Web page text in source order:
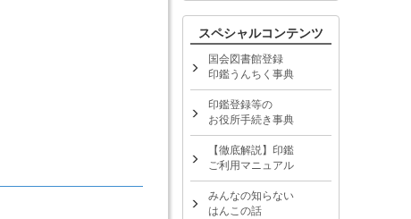
スペシャルコンテンツ
国会図書館登録
印鑑うんちく事典
印鑑登録等の
お役所手続き事典
【徹底解説】印鑑
ご利用マニュアル
みんなの知らない
はんこの話